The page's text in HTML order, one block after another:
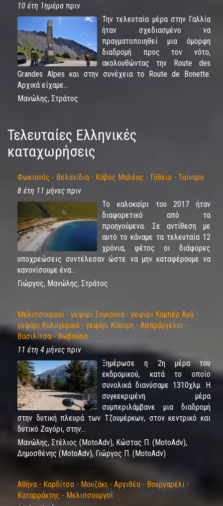
10 έτη 1ημέρα πριν
Την τελευταία μέρα στην Γαλλία
ήταν σχεδιασμένο να
πραγματοποιηθεί μια όμορφη
διαδρομή προς τον νότο,
ακολουθώντας την Route des
Grandes Alpes και στην συνέχεια το Route de Bonette.
Αρχικά είχαμε...
Μανώλης, Στράτος
Τελευταίες Ελληνικές
καταχωρήσεις
Φωκιανός - Βελανίδια - Κάβος Μαλέας - Γύθειο - Ταίναρο
8 έτη 11 μήνες πριν
Το καλοκαίρι του 2017 ήταν
διαφορετικό από τα
προηγούμενα. Σε αντίθεση με
αυτό το κάναμε τα τελευταία 12
χρόνια, φέτος οι διάφορες
υποχρεώσεις συντέλεσαν ώστε να μην καταφέρουμε να
κανονίσουμε ένα...
Γιώργος, Μανώλης, Στράτος
Μελισσουργοί - γεφύρι Συγκούνα - γεφύρι Καμπέρ Αγά -
γεφύρι Καλογερικό - γεφύρι Κόκορη - Ασπράγγελοι -
Βασιλίτσα - Βωβούσα
11 έτη 4 μήνες πριν
Ξημέρωσε η 2η μέρα του
εκδρομικού, κατά το οποίο
συνολικά διανύσαμε 1310χλμ. Η
συγκεκριμένη μέρα
συμπεριλάμβανε μια διαδρομή
στην δυτική πλευρά των Τζουμέρκων, στον κεντρικό και
δυτικό Ζαγόρι, στην...
Μανώλης, Στέλιος (ΜotoAdv), Κώστας Π. (ΜotoAdv),
Δημοσθένης (ΜotoAdv), Γιώργος Π. (ΜotoAdv)
Αθήνα - Καρδίτσα - Μουζάκι - Αργιθέα - Βουργαρέλι -
Καταρράκτης - Μελισσουργοί